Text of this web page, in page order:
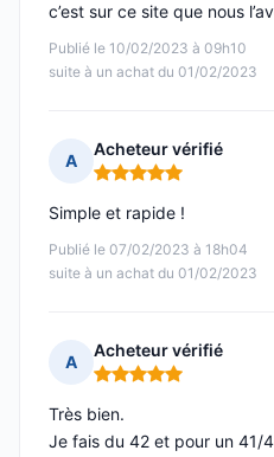
Publié le 10/02/2023 à 09h10
suite à un achat du 01/02/2023
c’est sur ce site que nous
A
Acheteur vérifié
Note : 5 sur 5
Publié le 07/02/2023 à 18h04
suite à un achat du 01/02/2023
Simple et rapide !
A
Acheteur vérifié
Note : 5 sur 5
Très bien.
Je fais du 42 et pour un 41/